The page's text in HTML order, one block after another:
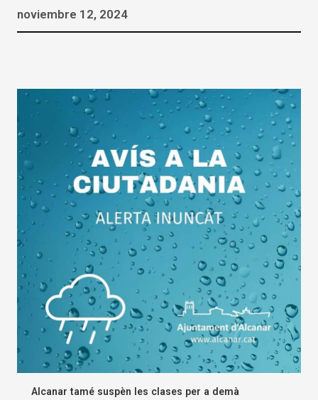
noviembre 12, 2024
Alcanar tamé suspèn les clases per a demà